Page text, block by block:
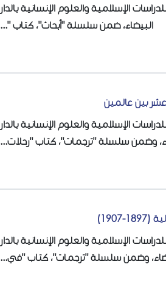
الإسلامية والعلوم الإنسانية بالدار
البيضاء، ضمن سلسلة "أبحاث"، كتاب "...
بين عالمين
الإسلامية والعلوم الإنسانية بالدار
وضمن سلسلة "ترجمات"، كتاب "رحلات...
الإسلامية والعلوم الإنسانية بالدار
وضمن سلسلة "ترجمات"، كتاب "في...